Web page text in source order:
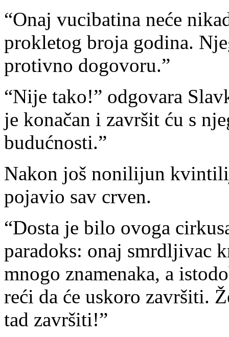
“Onaj vucibatina neće
prokletog broja godina.
protivno dogovoru.”
“Nije tako!” odgovara
je konačan i završit ću s
budućnosti.”
Nakon još nonilijun
pojavio sav crven.
“Dosta je bilo ovoga
paradoks: onaj smrdljivac
mnogo znamenaka, a
reći da će uskoro završiti.
tad završiti!”